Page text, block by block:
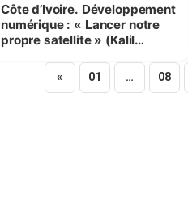
Côte d’Ivoire. Développement
numérique : « Lancer notre
propre satellite » (Kalil
« 01 … 08